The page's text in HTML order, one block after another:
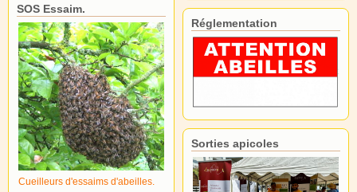
SOS Essaim.
Cueilleurs d'essaims d'abeilles.
Réglementation
Sorties apicoles